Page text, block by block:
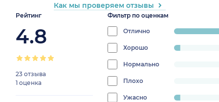
Рейтинг
4.8
23 отзыва
1 оценка
Фильтр по оценкам
Отлично
progress:
Хорошо
4.166666666666666%
Нормально
0%
Плохо
progress:
Ужасно
Как мы проверяем отзывы